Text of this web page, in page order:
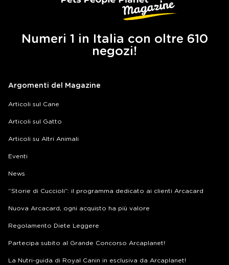
Numeri 1 in Italia con oltre 610
negozi!
Argomenti del Magazine
Articoli sul Cane
Articoli sul Gatto
Articoli su Altri Animali
Eventi
News
“Storie di Cuccioli”: il programma dedicato ai clienti Arcacard
Nuova Arcacard, ogni acquisto ha più valore
Regolamento Diete Leggere
Partecipa subito al Grande Concorso Arcaplanet!
La Nutri-guida di Royal Canin in esclusiva da Arcaplanet!